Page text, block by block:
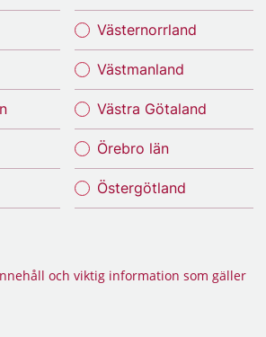
Västernorrland
Västmanland
Västra Götaland
Örebro län
Östergötland
och viktig information som gäller